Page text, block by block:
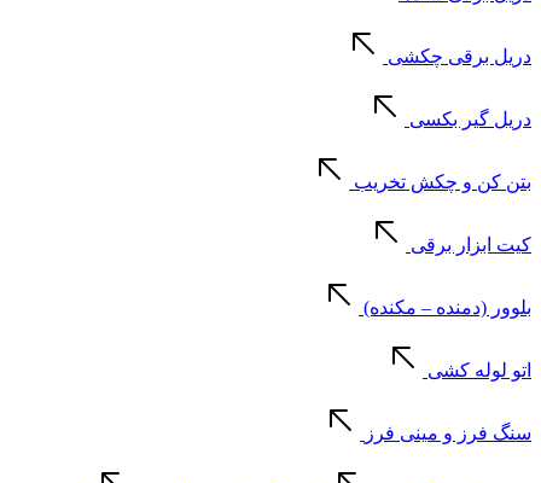
دریل برقی چکشی
دریل گیر بکسی
بتن کن و چکش تخریب
کیت ابزار برقی
بلوور (دمنده – مکنده)
اتو لوله کشی
سنگ فرز و مینی فرز